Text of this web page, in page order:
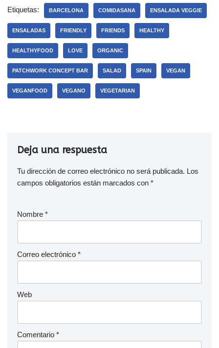
Etiquetas: BARCELONA COMIDASANA ENSALADA VEGGIE
ENSALADAS FRIENDLY FRIENDS HEALTHY
HEALTHYFOOD LOVE ORGANIC
PATCHWORK CONCEPT BAR SALAD SPAIN VEGAN
VEGANFOOD VEGANO VEGETARIAN
Deja una respuesta
Tu dirección de correo electrónico no será publicada. Los
campos obligatorios están marcados con *
Nombre *
Correo electrónico *
Web
Comentario *